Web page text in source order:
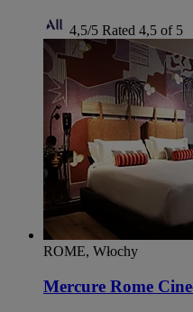
4,5/5 Rated 4,5 of 5
ROME, Włochy
Mercure Rome